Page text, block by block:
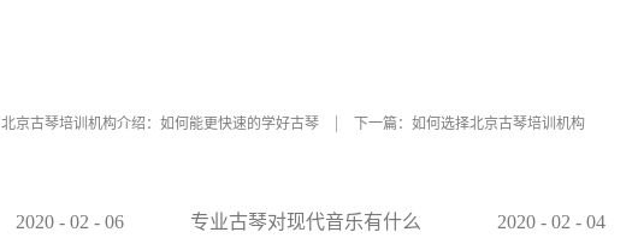
北京古琴培训机构介绍：如何能更快速的学好古琴 下一篇： 如何选择北京古琴培训机构
2020 - 02 - 06
专业古琴对现代音乐有什么
2020 - 02 - 04